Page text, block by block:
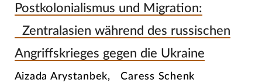
Postkolonialismus und Migration:
Zentralasien während des russischen
Angriffskrieges gegen die Ukraine
Aizada Arystanbek, Caress Schenk